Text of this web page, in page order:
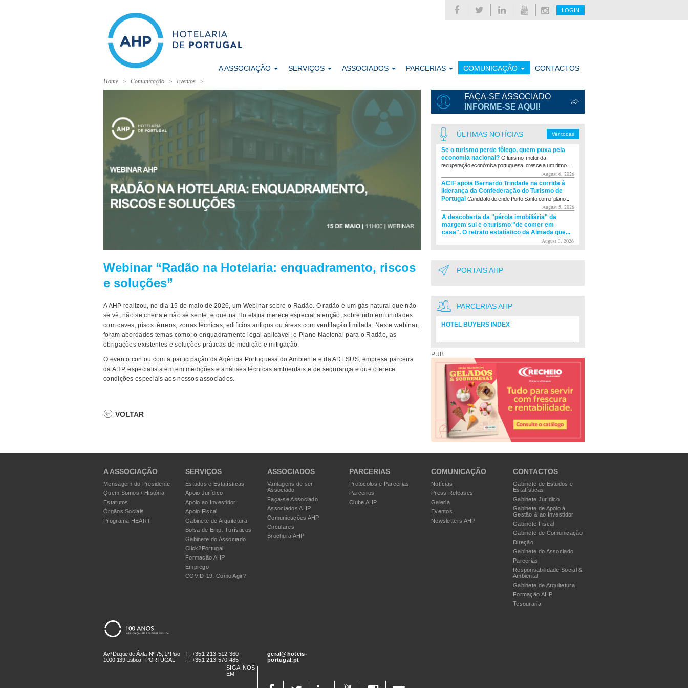
LOGIN
A ASSOCIAÇÃO SERVIÇOS ASSOCIADOS PARCERIAS COMUNICAÇÃO CONTACTOS
Home Comunicação Eventos
Webinar “Radão na Hotelaria: enquadramento, riscos
e soluções”
A AHP realizou, no dia 15 de maio de 2026, um Webinar sobre o Radão. O radão é um gás natural que não
se vê, não se cheira e não se sente, e que na Hotelaria merece especial atenção, sobretudo em unidades
com caves, pisos térreos, zonas técnicas, edifícios antigos ou áreas com ventilação limitada. Neste webinar,
foram abordados temas como: o enquadramento legal aplicável, o Plano Nacional para o Radão, as
obrigações existentes e soluções práticas de medição e mitigação.
O evento contou com a participação da Agência Portuguesa do Ambiente e da ADESUS, empresa parceira
da AHP, especialista em em medições e análises técnicas ambientais e de segurança e que oferece
condições especiais aos nossos associados.
VOLTAR
FAÇA-SE ASSOCIADO
INFORME-SE AQUI!
Ver todas
ÚLTIMAS NOTÍCIAS
Se o turismo perde fôlego, quem puxa pela
economia nacional? O turismo, motor da
recuperação económica portuguesa, cresce a um ritmo...
August 6, 2026
ACIF apoia Bernardo Trindade na corrida à
liderança da Confederação do Turismo de
Portugal Candidato defende Porto Santo como ‘plano...
August 5, 2026
A descoberta da "pérola imobiliária" da
margem sul e o turismo "de comer em
casa". O retrato estatístico da Almada que...
August 3, 2026
PORTAIS AHP
PARCERIAS AHP
HOTEL BUYERS INDEX
PUB
A ASSOCIAÇÃO
Mensagem do Presidente
Quem Somos / História
Estatutos
Órgãos Sociais
Programa HEART
SERVIÇOS
Estudos e Estatísticas
Apoio Jurídico
Apoio ao Investidor
Apoio Fiscal
Gabinete de Arquitetura
Bolsa de Emp. Turísticos
Gabinete do Associado
Click2Portugal
Formação AHP
Emprego
COVID-19: Como Agir?
ASSOCIADOS
Vantagens de ser
Associado
Faça-se Associado
Associados AHP
Comunicações AHP
Circulares
Brochura AHP
PARCERIAS
Protocolos e Parcerias
Parceiros
Clube AHP
COMUNICAÇÃO
Notícias
Press Releases
Galeria
Eventos
Newsletters AHP
CONTACTOS
Gabinete de Estudos e
Estatísticas
Gabinete Jurídico
Gabinete de Apoio à
Gestão & ao Investidor
Gabinete Fiscal
Gabinete de Comunicação
Direção
Gabinete do Associado
Parcerias
Responsabilidade Social &
Ambiental
Gabinete de Arquitetura
Formação AHP
Tesouraria
Avª Duque de Ávila, Nº 75, 1º Piso
1000-139 Lisboa - PORTUGAL
T. +351 213 512 360
F. +351 213 570 485
geral@hoteis-
portugal.pt
SIGA-NOS
EM